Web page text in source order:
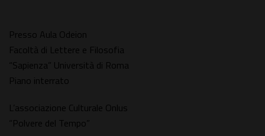
Presso Aula Odeion
Facoltà di Lettere e Filosofia
“Sapienza” Università di Roma
Piano interrato
L’associazione Culturale Onlus
“Polvere del Tempo”